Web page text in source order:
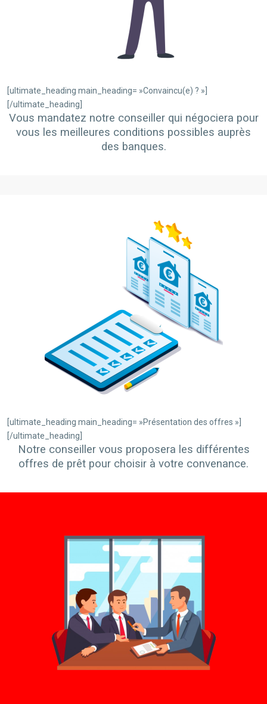
[ultimate_heading main_heading= »Convaincu(e) ? »]
[/ultimate_heading]
Vous mandatez notre conseiller qui négociera pour
vous les meilleures conditions possibles auprès
des banques.
[ultimate_heading main_heading= »Présentation des offres »]
[/ultimate_heading]
Notre conseiller vous proposera les différentes
offres de prêt pour choisir à votre convenance.